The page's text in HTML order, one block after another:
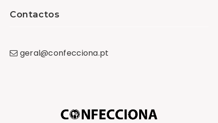
Contactos
geral@confecciona.pt